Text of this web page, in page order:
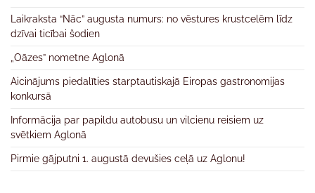
Laikraksta “Nāc” augusta numurs: no vēstures krustcelēm līdz
dzīvai ticībai šodien
„Oāzes” nometne Aglonā
Aicinājums piedalīties starptautiskajā Eiropas gastronomijas
konkursā
Informācija par papildu autobusu un vilcienu reisiem uz
svētkiem Aglonā
Pirmie gājputni 1. augustā devušies ceļā uz Aglonu!